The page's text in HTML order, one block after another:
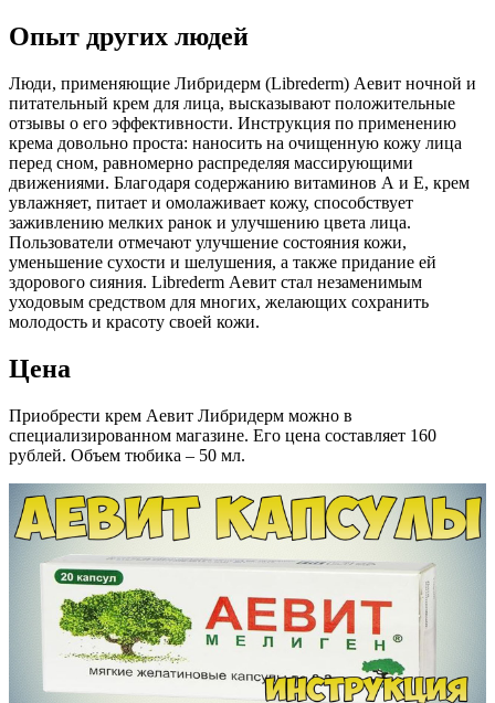
Опыт других людей
Люди, применяющие Либридерм (Librederm) Аевит ночной и
питательный крем для лица, высказывают положительные
отзывы о его эффективности. Инструкция по применению
крема довольно проста: наносить на очищенную кожу лица
перед сном, равномерно распределяя массирующими
движениями. Благодаря содержанию витаминов А и Е, крем
увлажняет, питает и омолаживает кожу, способствует
заживлению мелких ранок и улучшению цвета лица.
Пользователи отмечают улучшение состояния кожи,
уменьшение сухости и шелушения, а также придание ей
здорового сияния. Librederm Аевит стал незаменимым
уходовым средством для многих, желающих сохранить
молодость и красоту своей кожи.
Цена
Приобрести крем Аевит Либридерм можно в
специализированном магазине. Его цена составляет 160
рублей. Объем тюбика – 50 мл.